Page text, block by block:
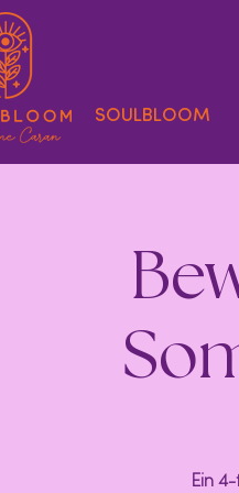
SOULBLOOM
Ein